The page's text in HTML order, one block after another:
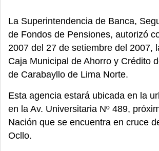
La Superintendencia de Banca,
de Fondos de Pensiones, autorizó
2007 del 27 de setiembre del 2007,
Caja Municipal de Ahorro y Crédito
de Carabayllo de Lima Norte.
Esta agencia estará ubicada en la
en la Av. Universitaria Nº 489,
Nación que se encuentra en cruce
Ocllo.